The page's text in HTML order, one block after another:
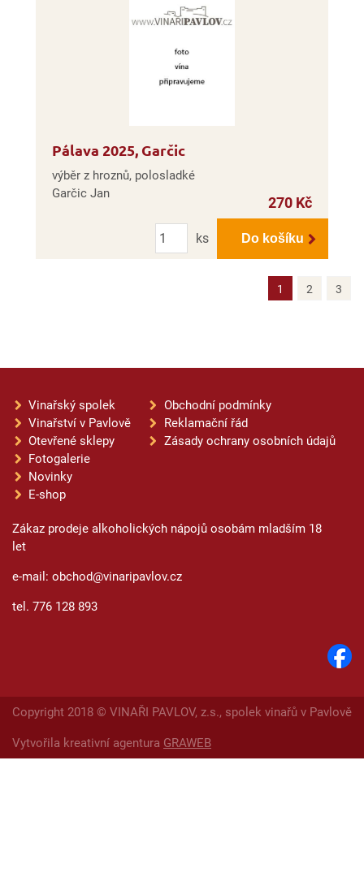
Pálava 2025, Garčic
výběr z hroznů, polosladké
Garčic Jan
270 Kč
Počet
ks
Do košíku
1 2 3
Vinařský spolek
Vinařství v Pavlově
Otevřené sklepy
Fotogalerie
Novinky
E-shop
Obchodní podmínky
Reklamační řád
Zásady ochrany osobních údajů
Zákaz prodeje alkoholických nápojů osobám mladším 18
let
e-mail: obchod@vinaripavlov.cz
tel. 776 128 893
Copyright 2018 © VINAŘI PAVLOV, z.s., spolek vinařů v Pavlově
Vytvořila kreativní agentura GRAWEB